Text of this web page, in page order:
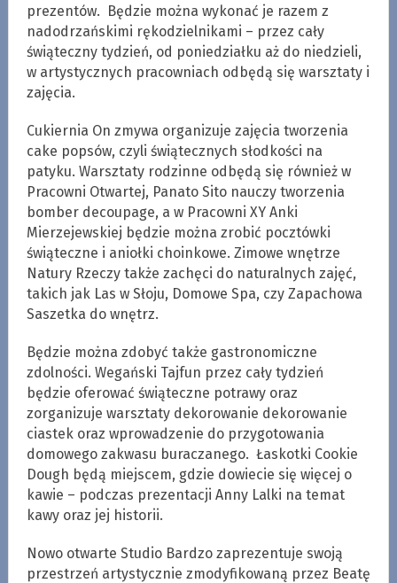
prezentów. Będzie można wykonać je razem z
nadodrzańskimi rękodzielnikami – przez cały
świąteczny tydzień, od poniedziałku aż do niedzieli,
w artystycznych pracowniach odbędą się warsztaty i
zajęcia.
Cukiernia On zmywa organizuje zajęcia tworzenia
cake popsów, czyli świątecznych słodkości na
patyku. Warsztaty rodzinne odbędą się również w
Pracowni Otwartej, Panato Sito nauczy tworzenia
bomber decoupage, a w Pracowni XY Anki
Mierzejewskiej będzie można zrobić pocztówki
świąteczne i aniołki choinkowe. Zimowe wnętrze
Natury Rzeczy także zachęci do naturalnych zajęć,
takich jak Las w Słoju, Domowe Spa, czy Zapachowa
Saszetka do wnętrz.
Będzie można zdobyć także gastronomiczne
zdolności. Wegański Tajfun przez cały tydzień
będzie oferować świąteczne potrawy oraz
zorganizuje warsztaty dekorowanie dekorowanie
ciastek oraz wprowadzenie do przygotowania
domowego zakwasu buraczanego. Łaskotki Cookie
Dough będą miejscem, gdzie dowiecie się więcej o
kawie – podczas prezentacji Anny Lalki na temat
kawy oraz jej historii.
Nowo otwarte Studio Bardzo zaprezentuje swoją
przestrzeń artystycznie zmodyfikowaną przez Beatę